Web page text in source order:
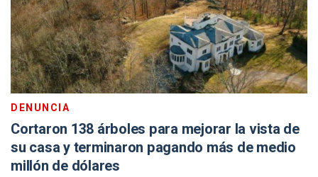
DENUNCIA
Cortaron 138 árboles para mejorar la vista de
su casa y terminaron pagando más de medio
millón de dólares